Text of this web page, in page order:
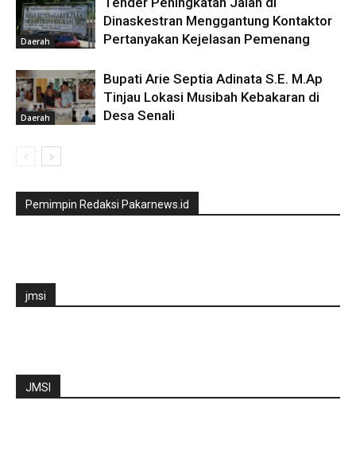
Daerah
Dinaskestran Menggantung Kontaktor
Pertanyakan Kejelasan Pemenang
Daerah
Bupati Arie Septia Adinata S.E. M.Ap
Tinjau Lokasi Musibah Kebakaran di
Desa Senali
Pemimpin Redaksi Pakarnews.id
jmsi
JMSI